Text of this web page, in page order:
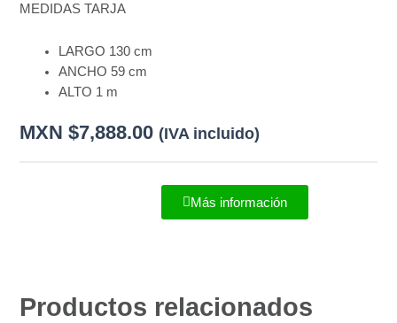
MEDIDAS TARJA
LARGO 130 cm
ANCHO 59 cm
ALTO 1 m
MXN $7,888.00 (IVA incluido)
Más información
Productos relacionados